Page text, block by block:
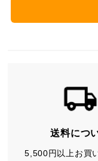
送料につ
5,500円以上お買